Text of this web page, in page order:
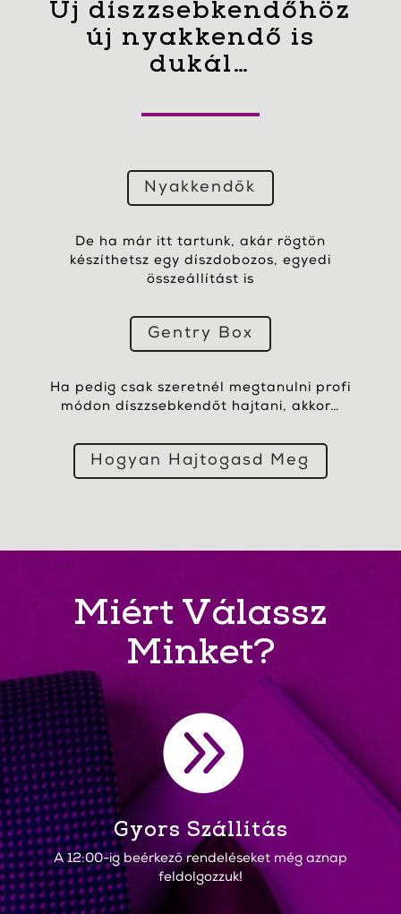
Új díszzsebkendőhöz
új nyakkendő is
dukál…
Nyakkendők
De ha már itt tartunk, akár rögtön
készíthetsz egy díszdobozos, egyedi
összeállítást is
Gentry Box
Ha pedig csak szeretnél megtanulni profi
módon díszzsebkendőt hajtani, akkor…
Hogyan Hajtogasd Meg
Miért Válassz
Minket?

Gyors Szállítás
A 12:00-ig beérkező rendeléseket még aznap
feldolgozzuk!